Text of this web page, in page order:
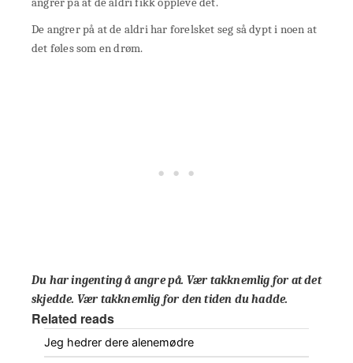
De angrer på at de aldri har forelsket seg så dypt i noen at
det føles som en drøm.
Du har ingenting å angre på. Vær takknemlig for at det
skjedde. Vær takknemlig for den tiden du hadde.
Related reads
Jeg hedrer dere alenemødre